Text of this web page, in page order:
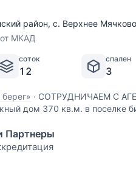
район, с. Верхнее Мячково
МКАД
соток
12
спален
3
· СОТРУДНИЧАЕМ С
дом 370 кв.м. в поселке
-Живописный
парком и
Партнеры